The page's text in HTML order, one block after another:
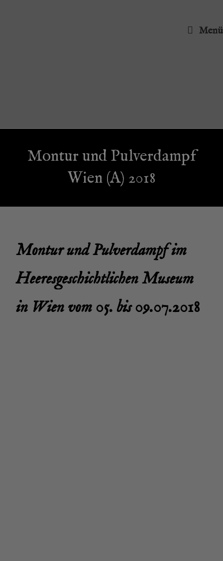
Menü
Mon­tur und Pul­ver­dampf
Wien (A) 2018
Mon­tur und Pul­ver­dampf im
Hee­res­ge­schicht­li­chen Muse­um
in Wien vom 05. bis 09.07.2018